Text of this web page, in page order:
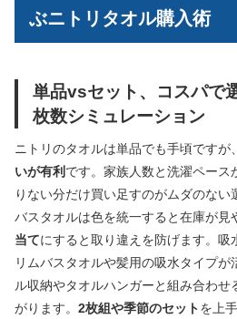
ぶニトリタオル購入術
単品vsセット、コスパで
枚数シミュレーション
ニトリのタオルは単品でも手頃ですが、
いが有利 です。家族人数と洗濯ペース
りない分だけ買い足すのがムダのな
バスタオルは色を統一すると在庫が見
当てにすると取り違えを防げます。吸
リムバスタオルや髪用の吸水タイプ
ル収納やタオルハンガーと組み合わせ
がります。 2枚組や季節のセットを上